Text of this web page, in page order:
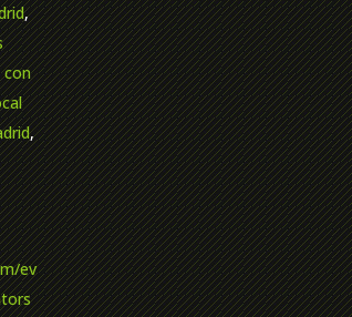
,
con
,
ev